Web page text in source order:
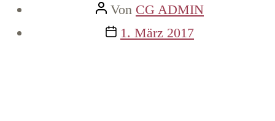
Beitragsautor
Von CG ADMIN
Veröffentlichungsdatum
1. März 2017